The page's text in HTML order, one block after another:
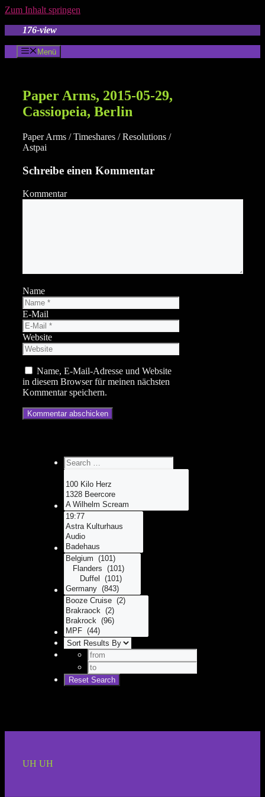
Zum Inhalt springen
176-view
Menü
Paper Arms, 2015-05-29,
Cassiopeia, Berlin
Paper Arms / Timeshares / Resolutions /
Astpai
Schreibe einen Kommentar
Kommentar
Name
E-Mail
Website
Name, E-Mail-Adresse und Website
in diesem Browser für meinen nächsten
Kommentar speichern.
UH UH